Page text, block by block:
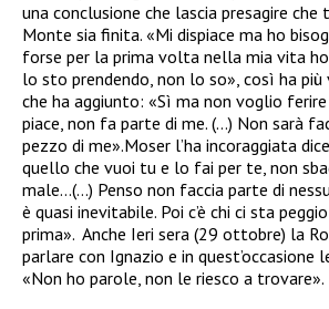
una conclusione che lascia presagire che
Monte sia finita. «Mi dispiace ma ho
forse per la prima volta nella mia vita
lo sto prendendo, non lo so», così ha
che ha aggiunto: «Sì ma non voglio
piace, non fa parte di me. (…) Non sarà
pezzo di me».Moser l’ha incoraggiata
quello che vuoi tu e lo fai per te, non
male…(…) Penso non faccia parte di
è quasi inevitabile. Poi c’è chi ci sta
prima». Anche Ieri sera (29 ottobre) la
parlare con Ignazio e in quest’occasione
«Non ho parole, non le riesco a trovare».